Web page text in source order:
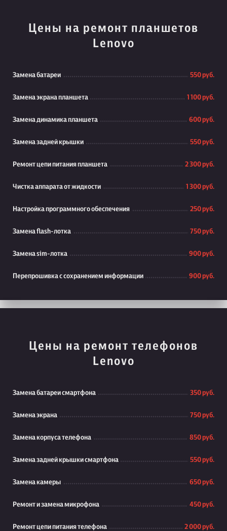
Цены на ремонт планшетов
Lenovo
Замена батареи 550 руб.
Замена экрана планшета 1 100 руб.
Замена динамика планшета 600 руб.
Замена задней крышки 550 руб.
Ремонт цепи питания планшета 2 300 руб.
Чистка аппарата от жидкости 1 300 руб.
Настройка программного обеспечения 250 руб.
Замена flash-лотка 750 руб.
Замена sim-лотка 900 руб.
Перепрошивка с сохранением информации 900 руб.
Цены на ремонт телефонов
Lenovo
Замена батареи смартфона 350 руб.
Замена экрана 750 руб.
Замена корпуса телефона 850 руб.
Замена задней крышки смартфона 550 руб.
Замена камеры 650 руб.
Ремонт и замена микрофона 450 руб.
Ремонт цепи питания телефона 2 000 руб.